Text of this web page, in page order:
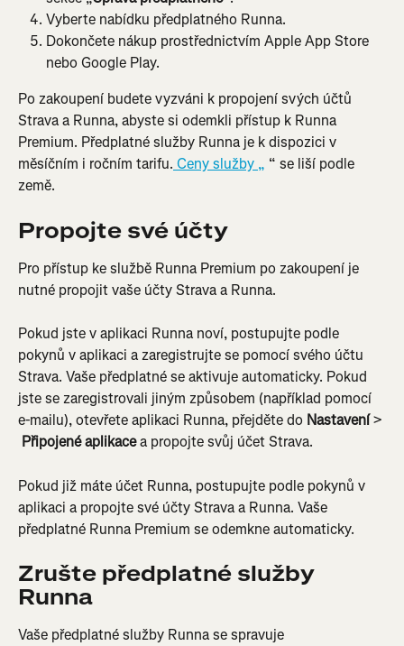
Vyberte nabídku předplatného Runna.
Dokončete nákup prostřednictvím Apple App Store
nebo Google Play.
Po zakoupení budete vyzváni k propojení svých účtů
Strava a Runna, abyste si odemkli přístup k Runna
Premium. Předplatné služby Runna je k dispozici v
měsíčním i ročním tarifu. Ceny služby „ “ se liší podle
země.
Propojte své účty
Pro přístup ke službě Runna Premium po zakoupení je
nutné propojit vaše účty Strava a Runna.
Pokud jste v aplikaci Runna noví, postupujte podle
pokynů v aplikaci a zaregistrujte se pomocí svého účtu
Strava. Vaše předplatné se aktivuje automaticky. Pokud
jste se zaregistrovali jiným způsobem (například pomocí
e-mailu), otevřete aplikaci Runna, přejděte do Nastavení >
Připojené aplikace a propojte svůj účet Strava.
Pokud již máte účet Runna, postupujte podle pokynů v
aplikaci a propojte své účty Strava a Runna. Vaše
předplatné Runna Premium se odemkne automaticky.
Zrušte předplatné služby
Runna
Vaše předplatné služby Runna se spravuje